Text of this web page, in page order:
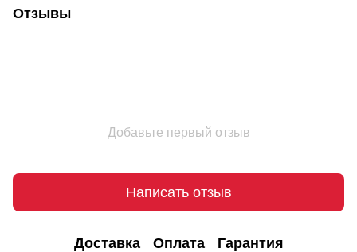
Отзывы
Добавьте первый отзыв
Написать отзыв
Доставка Оплата Гарантия